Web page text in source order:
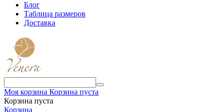
Блог
Таблица размеров
Доставка
Моя корзина Корзина пуста
Корзина пуста
Корзина